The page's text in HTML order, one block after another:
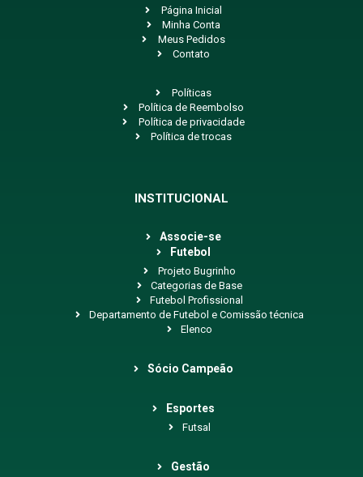
Página Inicial
Minha Conta
Meus Pedidos
Contato
Políticas
Política de Reembolso
Política de privacidade
Política de trocas
INSTITUCIONAL
Associe-se
Futebol
Projeto Bugrinho
Categorias de Base
Futebol Profissional
Departamento de Futebol e Comissão técnica
Elenco
Sócio Campeão
Esportes
Futsal
Gestão